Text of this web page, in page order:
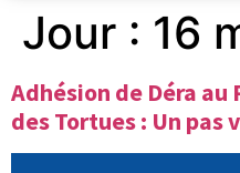
Jour : 16
Adhésion de Déra au
des Tortues : Un pas